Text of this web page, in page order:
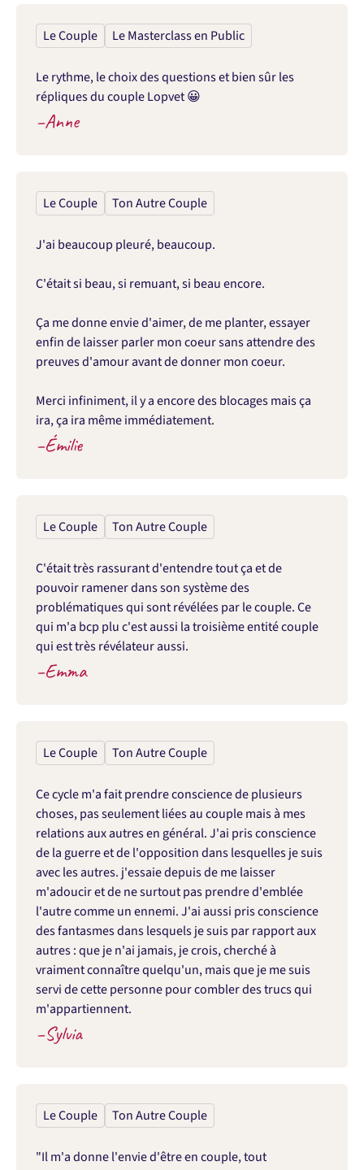
Le Couple Le Masterclass en Public
Le rythme, le choix des questions et bien sûr les
répliques du couple Lopvet 😀
–Anne
Le Couple Ton Autre Couple
J'ai beaucoup pleuré, beaucoup.
C'était si beau, si remuant, si beau encore.
Ça me donne envie d'aimer, de me planter, essayer
enfin de laisser parler mon coeur sans attendre des
preuves d'amour avant de donner mon coeur.
Merci infiniment, il y a encore des blocages mais ça
ira, ça ira même immédiatement.
–Émilie
Le Couple Ton Autre Couple
C'était très rassurant d'entendre tout ça et de
pouvoir ramener dans son système des
problématiques qui sont révélées par le couple. Ce
qui m'a bcp plu c'est aussi la troisième entité couple
qui est très révélateur aussi.
–Emma
Le Couple Ton Autre Couple
Ce cycle m'a fait prendre conscience de plusieurs
choses, pas seulement liées au couple mais à mes
relations aux autres en général. J'ai pris conscience
de la guerre et de l'opposition dans lesquelles je suis
avec les autres. j'essaie depuis de me laisser
m'adoucir et de ne surtout pas prendre d'emblée
l'autre comme un ennemi. J'ai aussi pris conscience
des fantasmes dans lesquels je suis par rapport aux
autres : que je n'ai jamais, je crois, cherché à
vraiment connaître quelqu'un, mais que je me suis
servi de cette personne pour combler des trucs qui
m'appartiennent.
–Sylvia
Le Couple Ton Autre Couple
"Il m'a donne l'envie d'être en couple, tout